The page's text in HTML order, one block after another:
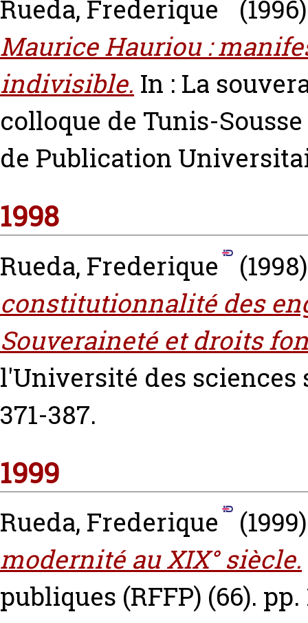
Rueda, Frederique
Maurice Hauriou :
indivisible. In : La
colloque de Tunis-
de Publication
1998
Rueda, Frederique
constitutionnalité des
Souveraineté et droits
l'Université des sciences
371-387.
1999
Rueda, Frederique
modernité au XIX° siècle.
publiques (RFFP) (66). pp.